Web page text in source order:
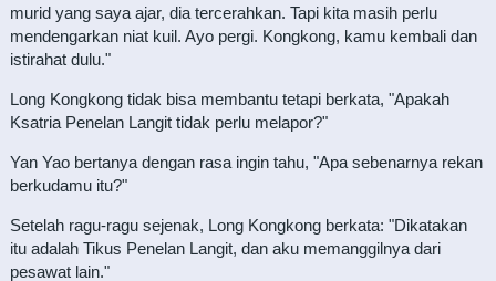
murid yang saya ajar, dia tercerahkan. Tapi kita masih perlu
mendengarkan niat kuil. Ayo pergi. Kongkong, kamu kembali dan
istirahat dulu."
Long Kongkong tidak bisa membantu tetapi berkata, "Apakah
Ksatria Penelan Langit tidak perlu melapor?"
Yan Yao bertanya dengan rasa ingin tahu, "Apa sebenarnya rekan
berkudamu itu?"
Setelah ragu-ragu sejenak, Long Kongkong berkata: "Dikatakan
itu adalah Tikus Penelan Langit, dan aku memanggilnya dari
pesawat lain."